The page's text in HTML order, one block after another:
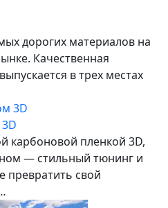
дорогих материалов на
Качественная
в трех местах
карбоновой пленкой 3D,
— стильный тюнинг и
превратить свой